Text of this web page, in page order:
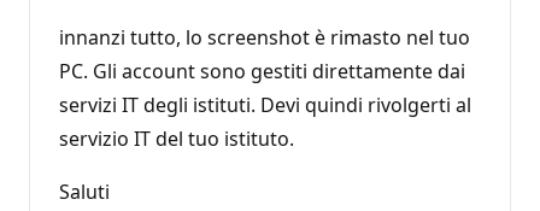
innanzi tutto, lo screenshot è rimasto nel tuo
PC. Gli account sono gestiti direttamente dai
servizi IT degli istituti. Devi quindi rivolgerti al
servizio IT del tuo istituto.
Saluti